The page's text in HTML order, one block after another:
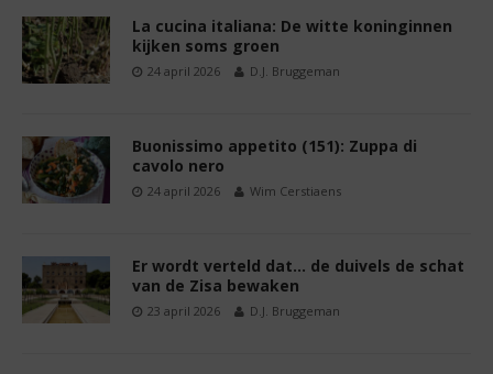
La cucina italiana: De witte koninginnen
kijken soms groen
24 april 2026 D.J. Bruggeman
Buonissimo appetito (151): Zuppa di
cavolo nero
24 april 2026 Wim Cerstiaens
Er wordt verteld dat… de duivels de schat
van de Zisa bewaken
23 april 2026 D.J. Bruggeman